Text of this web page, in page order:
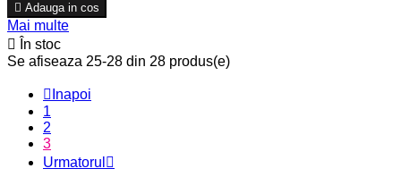
 Adauga in cos
Mai multe

În stoc
Se afiseaza 25-28 din 28 produs(e)
 Inapoi
1
2
3
Urmatorul 